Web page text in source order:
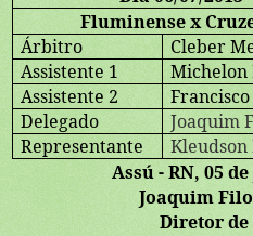
Fluminense x
Árbitro
Cleber
Assistente 1
Michelon
Assistente 2
Delegado
Joaquim
Representante
Kleudson
Assú - RN, 05
Joaquim
Diretor